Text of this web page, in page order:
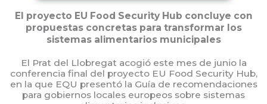
El proyecto EU Food Security Hub concluye con
propuestas concretas para transformar los
sistemas alimentarios municipales
El Prat del Llobregat acogió este mes de junio la
conferencia final del proyecto EU Food Security Hub,
en la que EQU presentó la Guía de recomendaciones
para gobiernos locales europeos sobre sistemas